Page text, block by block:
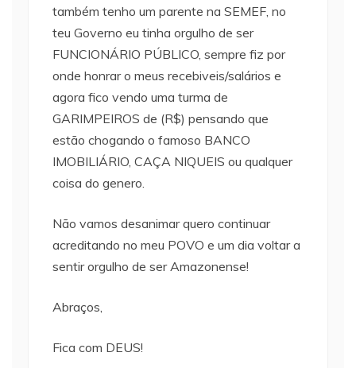
também tenho um parente na SEMEF, no
teu Governo eu tinha orgulho de ser
FUNCIONÁRIO PÚBLICO, sempre fiz por
onde honrar o meus recebiveis/salários e
agora fico vendo uma turma de
GARIMPEIROS de (R$) pensando que
estão chogando o famoso BANCO
IMOBILIÁRIO, CAÇA NIQUEIS ou qualquer
coisa do genero.
Não vamos desanimar quero continuar
acreditando no meu POVO e um dia voltar a
sentir orgulho de ser Amazonense!
Abraços,
Fica com DEUS!